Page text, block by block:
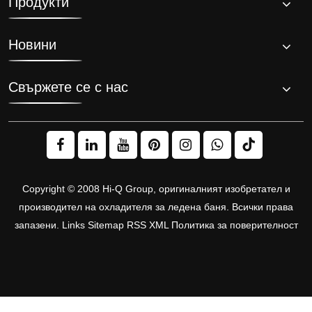
сертификати
Новини
Свържете се с нас
Copyright © 2008 Hi-Q Group, оригиналният изобретател и
производител на охладителя за ледена баня. Всички права
запазени. Links Sitemap RSS XML Политика за поверителност